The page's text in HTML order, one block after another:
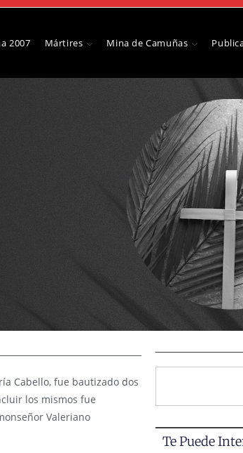
2007 Mártires Mina de Camuñas
Cabello, fue bautizado dos
los mismos fue
Valeriano
Te Puede